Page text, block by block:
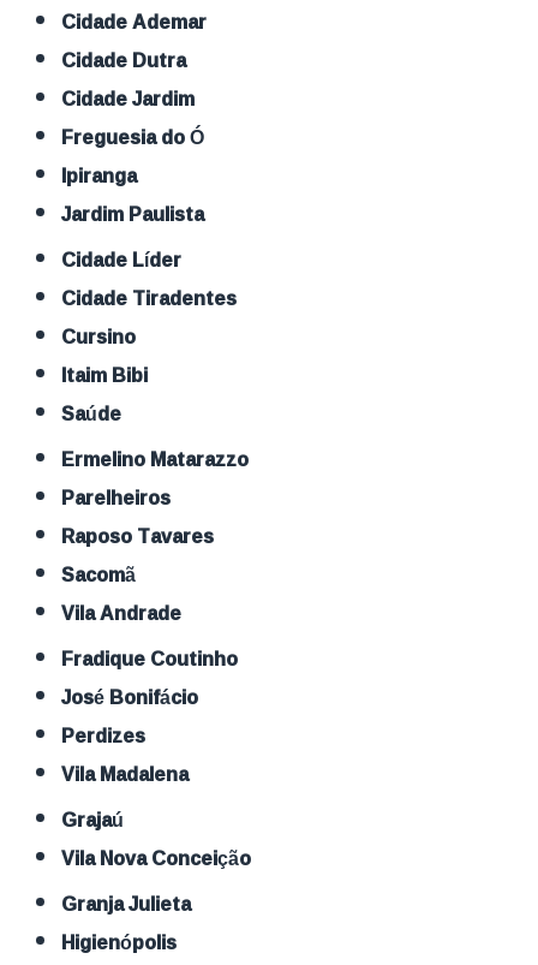
Cidade Ademar
Cidade Dutra
Cidade Jardim
Freguesia do Ó
Ipiranga
Jardim Paulista
Cidade Líder
Cidade Tiradentes
Cursino
Itaim Bibi
Saúde
Ermelino Matarazzo
Parelheiros
Raposo Tavares
Sacomã
Vila Andrade
Fradique Coutinho
José Bonifácio
Perdizes
Vila Madalena
Grajaú
Vila Nova Conceição
Granja Julieta
Higienópolis